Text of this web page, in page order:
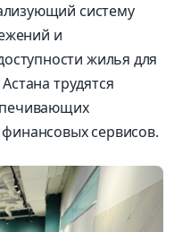
систему
и
жилья для
трудятся
сервисов.